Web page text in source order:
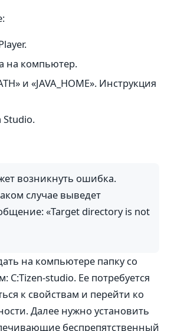
на компьютер.
и «JAVA_HOME». Инструкция
Studio.
возникнуть ошибка.
случае выведет
«Target directory is not
на компьютере папку со
C:Tizen-studio. Ее потребуется
к свойствам и перейти ко
Далее нужно установить
беспрепятственный